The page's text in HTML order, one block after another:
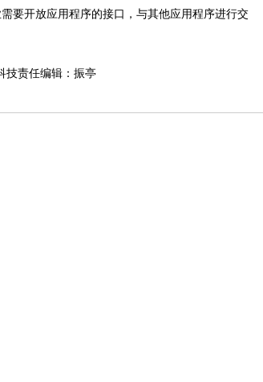
要开放应用程序的接口，与其他应用程序进行交
技责任编辑：振亭